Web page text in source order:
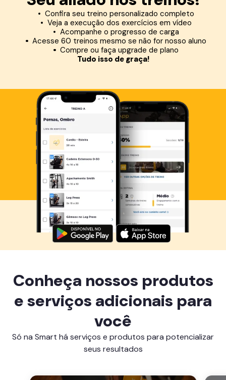
Confira seu treino personalizado completo
Veja a execução dos exercícios em vídeo
Acompanhe o progresso de carga
Acesse 60 treinos mesmo se não for nosso aluno
Compre ou faça upgrade de plano
Tudo isso de graça!
Baixe agora o Smart Fit App
Conheça nossos produtos
e serviços adicionais para
você
Só na Smart há serviços e produtos para potencializar
seus resultados